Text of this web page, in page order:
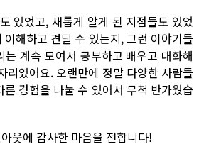
있었고, 새롭게 알게 된 지점들도 있었
해하고 견딜 수 있는지, 그런 이야기들
는 계속 모여서 공부하고 배우고 대화해
리였어요. 오랜만에 정말 다양한 사람들
경험을 나눌 수 있어서 무척 반가웠습
웃에 감사한 마음을 전합니다!